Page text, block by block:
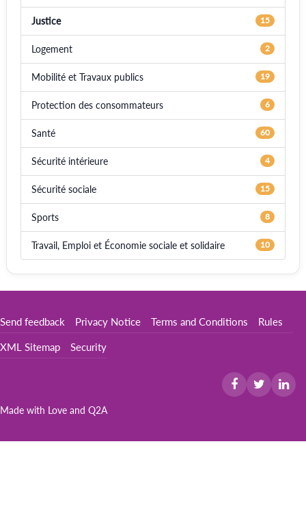
Justice 15
Logement 2
Mobilité et Travaux publics 19
Protection des consommateurs 6
Santé 60
Sécurité intérieure 4
Sécurité sociale 15
Sports 8
Travail, Emploi et Économie sociale et solidaire 10
Send feedback Privacy Notice Terms and Conditions Rules
XML Sitemap Security
Made with Love and Q2A